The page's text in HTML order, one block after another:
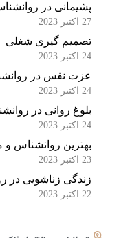
پشیمانی در روانشناسی
تصمیم گیری شغلی
عزت نفس در روانشناسی
بلوغ روانی در روانشناسی
بهترین روانشناس و
زندگی زناشویی در